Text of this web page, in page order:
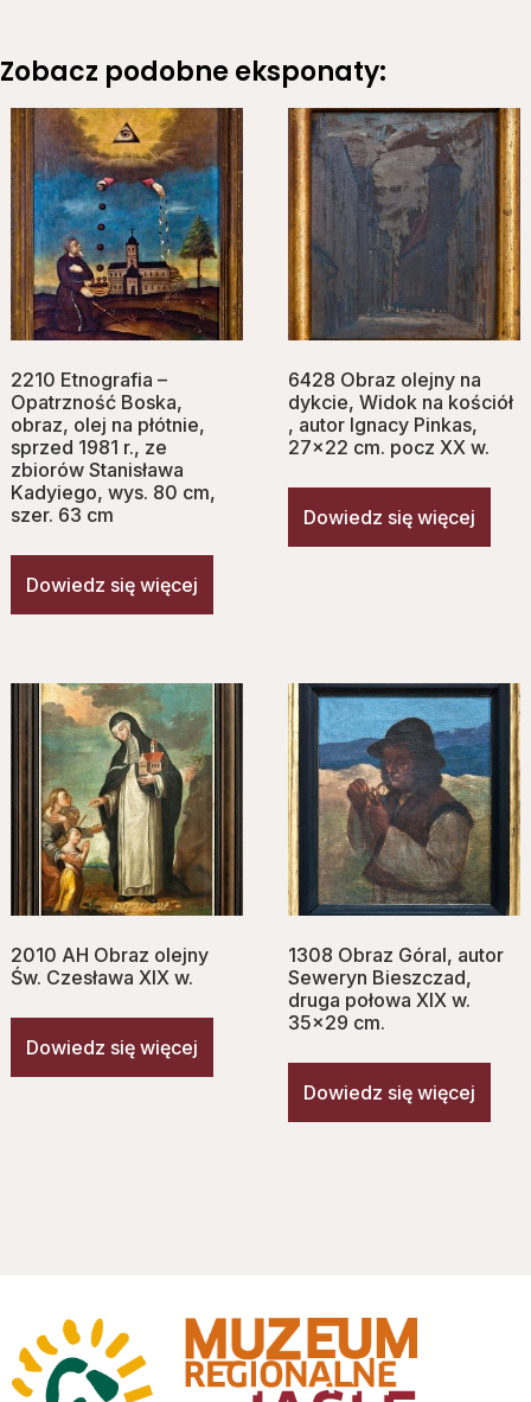
Zobacz podobne eksponaty:
2210 Etnografia –
Opatrzność Boska,
obraz, olej na płótnie,
sprzed 1981 r., ze
zbiorów Stanisława
Kadyiego, wys. 80 cm,
szer. 63 cm
Dowiedz się więcej
6428 Obraz olejny na
dykcie, Widok na kościół
, autor Ignacy Pinkas,
27×22 cm. pocz XX w.
Dowiedz się więcej
2010 AH Obraz olejny
Św. Czesława XIX w.
Dowiedz się więcej
1308 Obraz Góral, autor
Seweryn Bieszczad,
druga połowa XIX w.
35×29 cm.
Dowiedz się więcej